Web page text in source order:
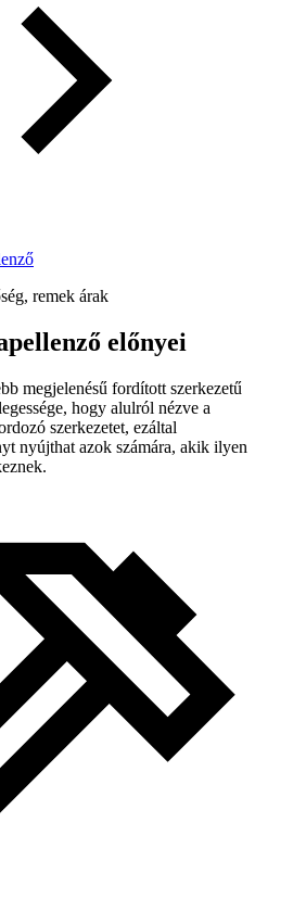
remek árak
előnyei
megjelenésű fordított szerkezetű
hogy alulról nézve a
szerkezetet, ezáltal
nyújthat azok számára, akik ilyen